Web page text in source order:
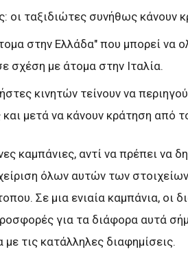
οι ταξιδιώτες συνήθως κάνουν
στην Ελλάδα" που μπορεί να
σχέση με άτομα στην Ιταλία.
κινητών τείνουν να
μετά να κάνουν κράτηση από
καμπάνιες, αντί να πρέπει να
όλων αυτών των
Σε μια ενιαία καμπάνια, οι
για τα διάφορα αυτά
τις κατάλληλες διαφημίσεις.